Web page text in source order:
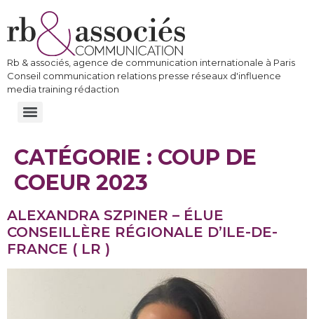
Rb & associés, agence de communication internationale à Paris
Conseil communication relations presse réseaux d'influence
media training rédaction
CATÉGORIE : COUP DE
COEUR 2023
ALEXANDRA SZPINER – ÉLUE
CONSEILLÈRE RÉGIONALE D’ILE-DE-
FRANCE ( LR )